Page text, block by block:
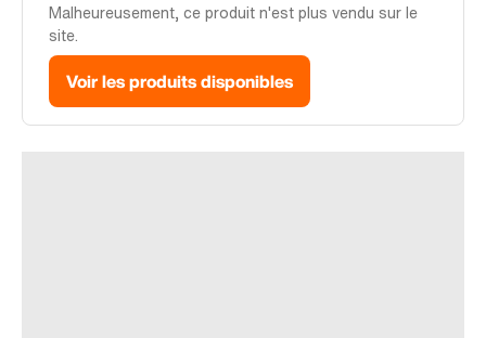
Malheureusement, ce produit n'est plus vendu sur le
site.
Voir les produits disponibles